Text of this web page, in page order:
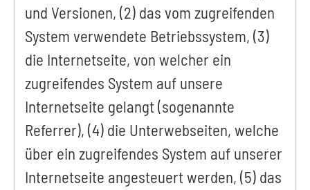
und Versionen, (2) das vom zugreifenden
System verwendete Betriebssystem, (3)
die Internetseite, von welcher ein
zugreifendes System auf unsere
Internetseite gelangt (sogenannte
Referrer), (4) die Unterwebseiten, welche
über ein zugreifendes System auf unserer
Internetseite angesteuert werden, (5) das